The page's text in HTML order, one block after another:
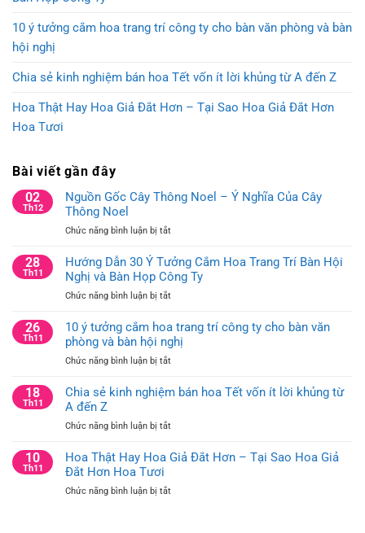
10 ý tưởng cắm hoa trang trí công ty cho bàn văn phòng và bàn
hội nghị
Chia sẻ kinh nghiệm bán hoa Tết vốn ít lời khủng từ A đến Z
Hoa Thật Hay Hoa Giả Đắt Hơn – Tại Sao Hoa Giả Đắt Hơn
Hoa Tươi
Bài viết gần đây
02
Th12
Nguồn Gốc Cây Thông Noel – Ý Nghĩa Của Cây
Thông Noel
Chức năng bình luận bị tắtở
Gốc
Cây
Thông
Noel
Ý
Nghĩa
Noel
28
Th11
Hướng Dẫn 30 Ý Tưởng Cắm Hoa Trang Trí Bàn Hội
Nghị và Bàn Họp Công Ty
Chức năng bình luận bị tắtở
Dẫn
30
Ý
Tưởng
Hoa
Nghị
Bàn
26
Th11
10 ý tưởng cắm hoa trang trí công ty cho bàn văn
phòng và bàn hội nghị
Chức năng bình luận bị tắtở
ý
hoa
trí
18
Th11
Chia sẻ kinh nghiệm bán hoa Tết vốn ít lời khủng từ
A đến Z
Chức năng bình luận bị tắtở
sẻ
bán
10
Th11
Hoa Thật Hay Hoa Giả Đắt Hơn – Tại Sao Hoa Giả
Đắt Hơn Hoa Tươi
Chức năng bình luận bị tắtở